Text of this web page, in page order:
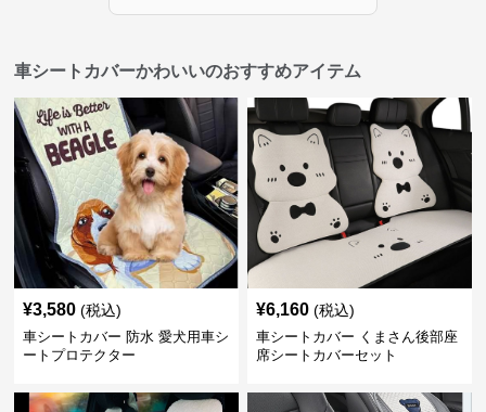
車シートカバーかわいいのおすすめアイテム
¥3,580 (税込)
車シートカバー 防水 愛犬用車シ
ートプロテクター
¥6,160 (税込)
車シートカバー くまさん後部座
席シートカバーセット